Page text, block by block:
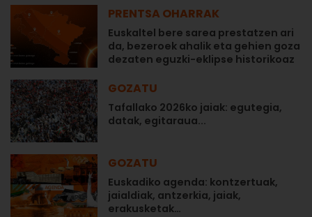
PRENTSA OHARRAK
Euskaltel bere sarea prestatzen ari
da, bezeroek ahalik eta gehien goza
dezaten eguzki-eklipse historikoaz
GOZATU
Tafallako 2026ko jaiak: egutegia,
datak, egitaraua...
GOZATU
Euskadiko agenda: kontzertuak,
jaialdiak, antzerkia, jaiak,
erakusketak…